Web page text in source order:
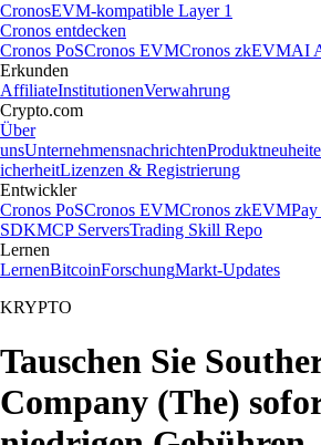
CronosEVM-kompatible Layer 1
Cronos entdecken
Cronos PoSCronos EVMCronos zkEVMAI
Erkunden
AffiliateInstitutionenVerwahrung
Crypto.com
Über
unsUnternehmensnachrichten
icherheitLizenzen & Registrierung
Entwickler
Cronos PoSCronos EVMCronos zkEVM
SDKMCP ServersTrading Skill Repo
Lernen
LernenBitcoinForschungMarkt-Updates
KRYPTO
Tauschen Sie
Company (The)